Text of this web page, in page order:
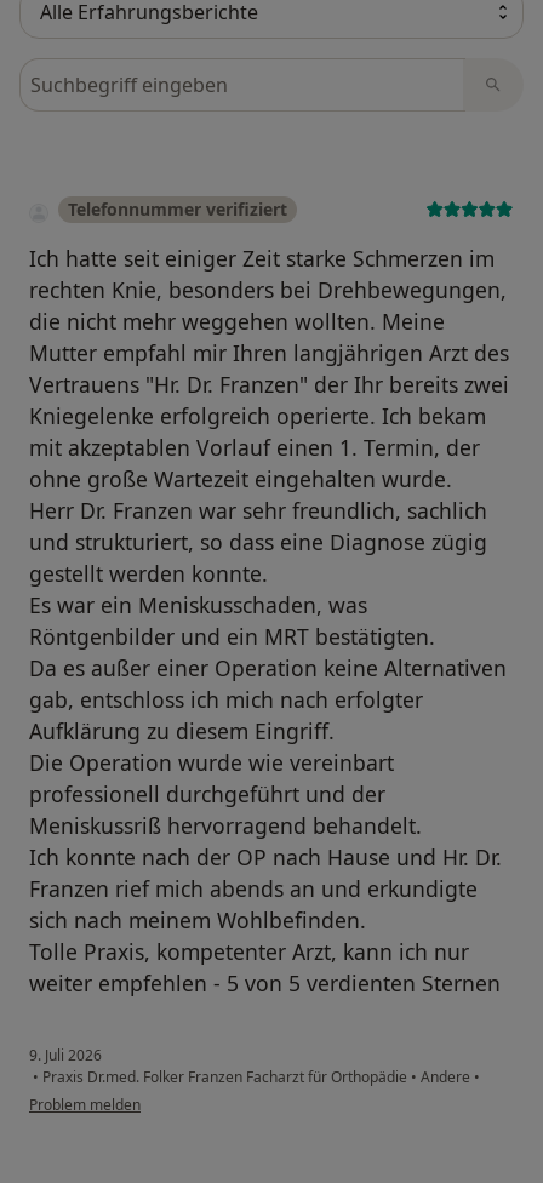
Bewertungen durchsuchen
Telefonnummer verifiziert
Ich hatte seit einiger Zeit starke Schmerzen im
rechten Knie, besonders bei Drehbewegungen,
die nicht mehr weggehen wollten. Meine
Mutter empfahl mir Ihren langjährigen Arzt des
Vertrauens "Hr. Dr. Franzen" der Ihr bereits zwei
Kniegelenke erfolgreich operierte. Ich bekam
mit akzeptablen Vorlauf einen 1. Termin, der
ohne große Wartezeit eingehalten wurde.
Herr Dr. Franzen war sehr freundlich, sachlich
und strukturiert, so dass eine Diagnose zügig
gestellt werden konnte.
Es war ein Meniskusschaden, was
Röntgenbilder und ein MRT bestätigten.
Da es außer einer Operation keine Alternativen
gab, entschloss ich mich nach erfolgter
Aufklärung zu diesem Eingriff.
Die Operation wurde wie vereinbart
professionell durchgeführt und der
Meniskussriß hervorragend behandelt.
Ich konnte nach der OP nach Hause und Hr. Dr.
Franzen rief mich abends an und erkundigte
sich nach meinem Wohlbefinden.
Tolle Praxis, kompetenter Arzt, kann ich nur
weiter empfehlen - 5 von 5 verdienten Sternen
9. Juli 2026
• Praxis Dr.med. Folker Franzen Facharzt für Orthopädie • Andere •
Problem melden